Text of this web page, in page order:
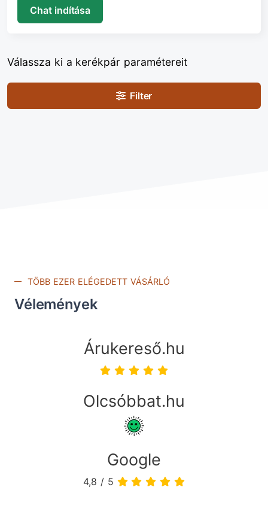
Chat indítása
Válassza ki a kerékpár paramétereit
Filter
TÖBB EZER ELÉGEDETT VÁSÁRLÓ
Vélemények
Árukereső.hu
Olcsóbbat.hu
Google
4,8 / 5